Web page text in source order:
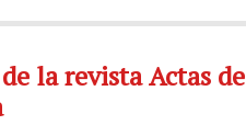
la revista Actas de